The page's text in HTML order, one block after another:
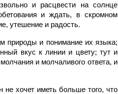
и расцвести на солнце
и ждать, в скромном
утешение и радость.
природы и понимание их языка;
вкус к линии и цвету; тут и
и молчаливого ответа, и
не хочет иметь больше того, что